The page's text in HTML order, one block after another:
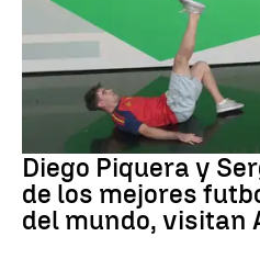
Diego Piquera y
de los mejores
del mundo, visitan